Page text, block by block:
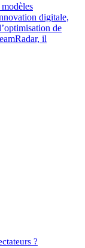
digitale,
de
il
?